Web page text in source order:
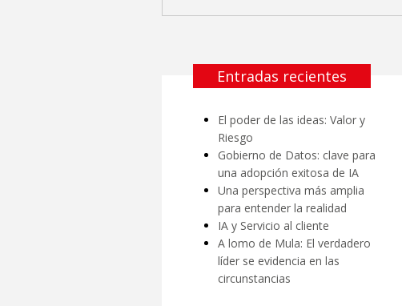
Entradas recientes
El poder de las ideas: Valor y
Riesgo
Gobierno de Datos: clave para
una adopción exitosa de IA
Una perspectiva más amplia
para entender la realidad
IA y Servicio al cliente
A lomo de Mula: El verdadero
líder se evidencia en las
circunstancias